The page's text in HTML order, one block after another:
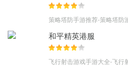
策略塔防手游推荐-策略塔防
和平精英港服
飞行射击游戏手游大全-飞行